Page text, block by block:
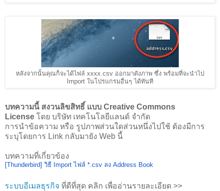
หลังจากนั้นคุณก็จะได้ไฟล์ xxxx.csv ออกมาดังภาพ ซึ่ง พร้อมที่จะนำไป
Import ในโปรแกรมอื่นๆ ได้ทันที
บทความนี้ สงวนลิขสิทธิ์ แบบ Creative Commons
License โดย บริษัท เทคโนโลยีแลนด์ จำกัด
การนำข้อความ หรือ รูปภาพส่วนใดส่วนหนึ่งไปใช้ ต้องมีการ
ระบุโดยการ Link กลับมายัง Web นี้
บทความที่เกี่ยวข้อง
[Thunderbird] วิธี Import ไฟล์ *.csv ลง Address Book
ระบบอีเมลธุรกิจ ที่ดีที่สุด คลิก เพื่ออ่านรายละเอียด >>